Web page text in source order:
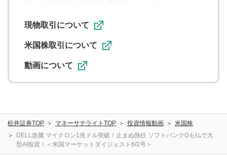
用者が投稿したコメントは、当社サービスの広告・宣伝、
ることがあります。
現物取引について
米国株取引について
動画について
松井証券TOP マネーサテライトTOP 投資情報動画
米国株
DELL急騰 マイクロン1兆ドル突破！止まぬ熱狂 ソフトバンクGも仏で大
型AI投資！＜米国マーケットダイジェスト6/2号＞